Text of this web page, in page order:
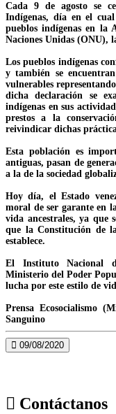
Cada 9 de agosto se
Indígenas, día en el
pueblos indígenas en la
Naciones Unidas (ONU),
Los pueblos indígenas
y también se
vulnerables
dicha declaración se
indígenas en sus
prestos a la
reivindicar dichas
Esta población es
antiguas, pasan de
a la de la sociedad
Hoy día, el Estado
moral de ser garante en
vida ancestrales, ya
que la Constitución de
establece.
El Instituto Nacional
Ministerio del Poder
lucha por este estilo de
Prensa Ecosocialismo
Sanguino
09/08/2020
Contáctanos